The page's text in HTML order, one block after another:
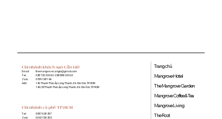
Chi nhánh khách sạn Cần Giờ
Email:
Tel:
Zalo:
Add:
themangrovecangio@gmail.com
028 730 333 63 - 028 888 333 63
0789 198 146
146 Thạnh Thới, Ấp Long Thạnh, Xã Cần Giờ, TP. HCM
146/22 Thạnh Thới, Ấp Long Thạnh, Xã Cần Giờ, TP. HCM
Trang chủ
Mangrove Hotel
The Mangrove Garden
Mangrove Coffee & Tea
Mangrove Living
The Root
Chi nhánh cà phê TP.HCM
Tel:
Zalo:
0387 629 297
0343 158 252